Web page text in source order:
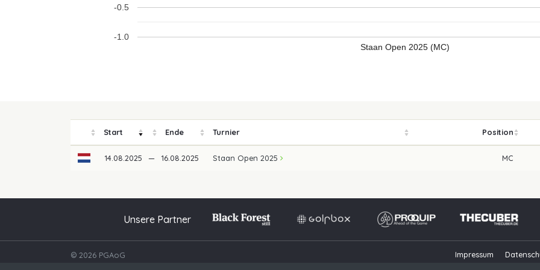
Staan Open 2025 (MC)
-1.0
-0.5
Start Ende Turnier Position
14.08.2025 — 16.08.2025 Staan Open 2025 MC
Unsere Partner
© 2026 PGAoG Impressum